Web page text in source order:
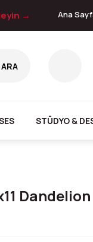
→ Ana
ARA
STÜDYO &